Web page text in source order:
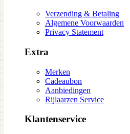
Verzending & Betaling
Algemene Voorwaarden
Privacy Statement
Extra
Merken
Cadeaubon
Aanbiedingen
Rijlaarzen Service
Klantenservice